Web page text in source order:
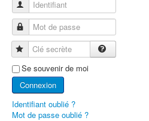
Identifiant
Mot de passe
Clé secrète
Se souvenir de moi
Connexion
Identifiant oublié ?
Mot de passe oublié ?